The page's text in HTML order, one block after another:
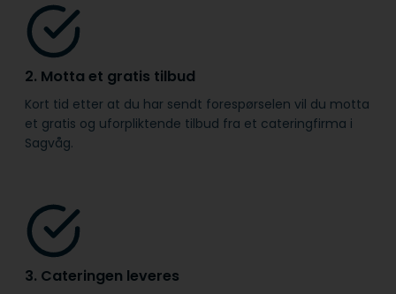
2. Motta et gratis tilbud
Kort tid etter at du har sendt forespørselen vil du motta
et gratis og uforpliktende tilbud fra et cateringfirma i
Sagvåg.
3. Cateringen leveres